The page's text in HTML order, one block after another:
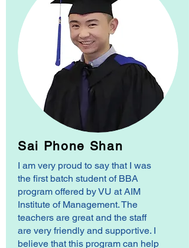
Sai Phone Shan
I am very proud to say that I was
the first batch student of BBA
program offered by VU at AIM
Institute of Management. The
teachers are great and the staff
are very friendly and supportive. I
believe that this program can help